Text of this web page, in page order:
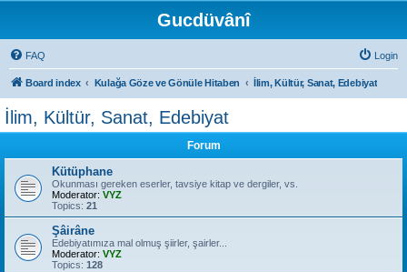
Gucdüvânî
FAQ Login
Board index Kulağa Göze ve Gönüle Hitaben İlim, Kültür, Sanat, Edebiyat
İlim, Kültür, Sanat, Edebiyat
Forum
Kütüphane
Okunması gereken eserler, tavsiye kitap ve dergiler, vs.
Moderator: VYZ
Topics: 21
Şâirâne
Edebiyatımıza mal olmuş şiirler, şairler...
Moderator: VYZ
Topics: 128